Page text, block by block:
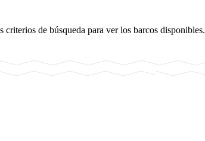
de búsqueda para ver los barcos disponibles.